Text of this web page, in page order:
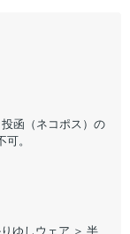
函（ネコポス）の
。
ゆしウェア ＞ 半